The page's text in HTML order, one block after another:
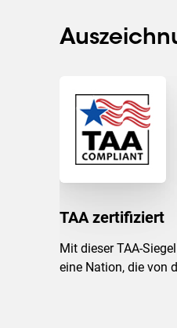
TAA zertifiziert
Mit dieser TAA-
eine Nation, die von